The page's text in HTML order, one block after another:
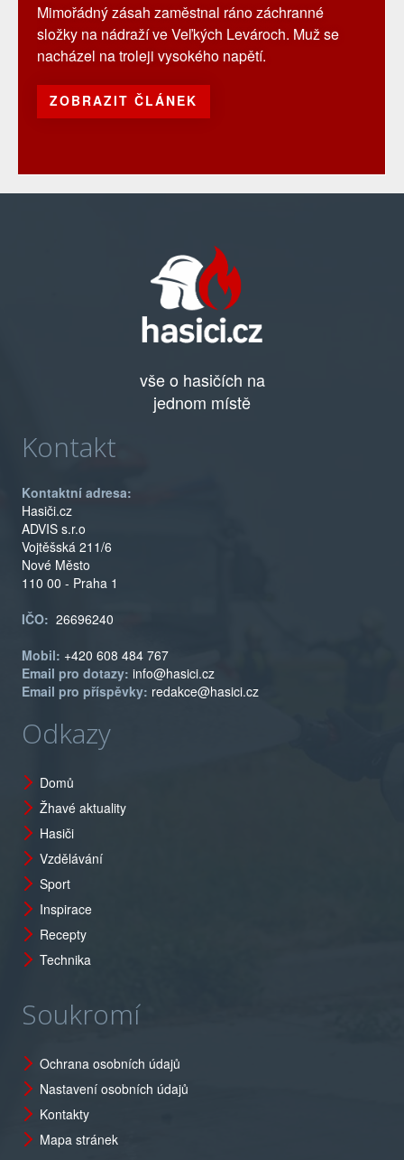
Mimořádný zásah zaměstnal ráno záchranné
složky na nádraží ve Veľkých Levároch. Muž se
nacházel na troleji vysokého napětí.
ZOBRAZIT ČLÁNEK
vše o hasičích na
jednom místě
Kontakt
Kontaktní adresa:
Hasiči.cz
ADVIS s.r.o
Vojtěšská 211/6
Nové Město
110 00 - Praha 1
IČO: 26696240
Mobil: +420 608 484 767
Email pro dotazy: info@hasici.cz
Email pro příspěvky: redakce@hasici.cz
Odkazy
Domů
Žhavé aktuality
Hasiči
Vzdělávání
Sport
Inspirace
Recepty
Technika
Soukromí
Ochrana osobních údajů
Nastavení osobních údajů
Kontakty
Mapa stránek